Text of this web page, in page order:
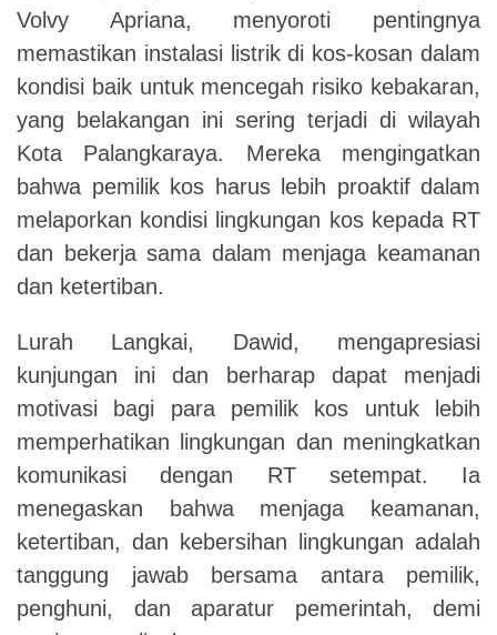
Volvy Apriana, menyoroti pentingnya
memastikan instalasi listrik di kos-kosan dalam
kondisi baik untuk mencegah risiko kebakaran,
yang belakangan ini sering terjadi di wilayah
Kota Palangkaraya. Mereka mengingatkan
bahwa pemilik kos harus lebih proaktif dalam
melaporkan kondisi lingkungan kos kepada RT
dan bekerja sama dalam menjaga keamanan
dan ketertiban.
Lurah Langkai, Dawid, mengapresiasi
kunjungan ini dan berharap dapat menjadi
motivasi bagi para pemilik kos untuk lebih
memperhatikan lingkungan dan meningkatkan
komunikasi dengan RT setempat. Ia
menegaskan bahwa menjaga keamanan,
ketertiban, dan kebersihan lingkungan adalah
tanggung jawab bersama antara pemilik,
penghuni, dan aparatur pemerintah, demi